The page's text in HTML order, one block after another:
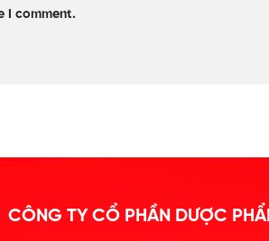
I comment.
CÔNG TY CỔ PHẦN DƯỢC